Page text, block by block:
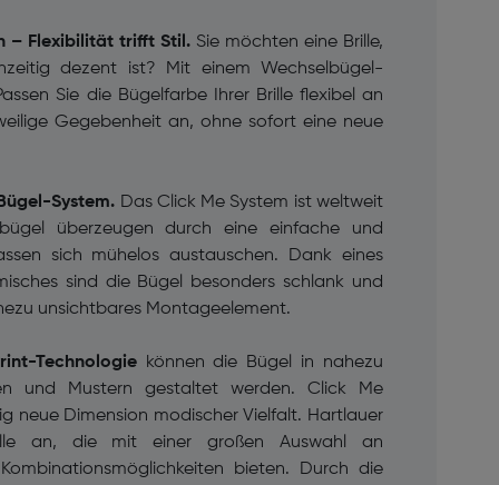
– Flexibilität trifft Stil. Sie möchten eine Brille,
dezent ist? Mit einem Wechselbügel-
Sie die Bügelfarbe Ihrer Brille flexibel an
Gegebenheit an, ohne sofort eine neue
System. Das Click Me System ist weltweit
überzeugen durch eine einfache und
sich mühelos austauschen. Dank eines
sind die Bügel besonders schlank und
unsichtbares Montageelement.
Technologiekönnen die Bügel in nahezu
und Mustern gestaltet werden. Click Me
neue Dimension modischer Vielfalt. Hartlauer
an, die mit einer großen Auswahl an
bieten. Durch die